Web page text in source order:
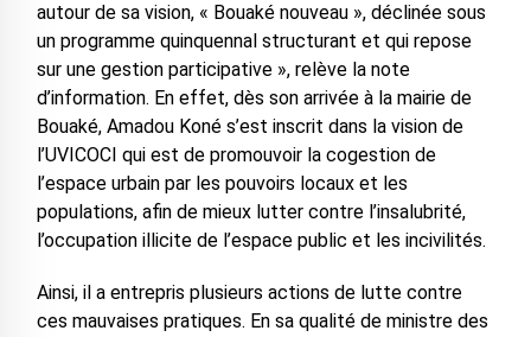
autour de sa vision, « Bouaké nouveau », déclinée sous
un programme quinquennal structurant et qui repose
sur une gestion participative », relève la note
d’information. En effet, dès son arrivée à la mairie de
Bouaké, Amadou Koné s’est inscrit dans la vision de
l’UVICOCI qui est de promouvoir la cogestion de
l’espace urbain par les pouvoirs locaux et les
populations, afin de mieux lutter contre l’insalubrité,
l’occupation illicite de l’espace public et les incivilités.
Ainsi, il a entrepris plusieurs actions de lutte contre
ces mauvaises pratiques. En sa qualité de ministre des